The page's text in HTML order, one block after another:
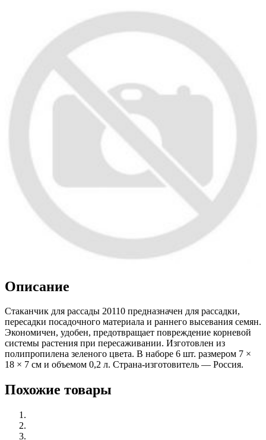
Описание
Стаканчик для рассады 20110 предназначен для рассадки,
пересадки посадочного материала и раннего высевания семян.
Экономичен, удобен, предотвращает повреждение корневой
системы растения при пересаживании. Изготовлен из
полипропилена зеленого цвета. В наборе 6 шт. размером 7 ×
18 × 7 см и объемом 0,2 л. Страна-изготовитель — Россия.
Похожие товары